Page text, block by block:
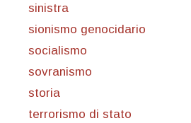
sinistra
sionismo genocidario
socialismo
sovranismo
storia
terrorismo di stato